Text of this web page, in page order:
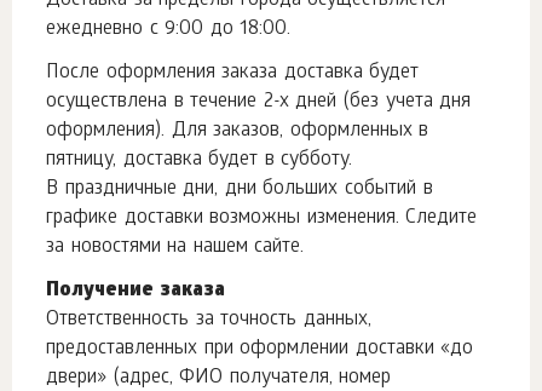
ежедневно с 9:00 до 18:00.
После оформления заказа доставка будет
осуществлена в течение 2-х дней (без учета дня
оформления). Для заказов, оформленных в
пятницу, доставка будет в субботу.
В праздничные дни, дни больших событий в
графике доставки возможны изменения. Следите
за новостями на нашем сайте.
Получение заказа
Ответственность за точность данных,
предоставленных при оформлении доставки «до
двери» (адрес, ФИО получателя, номер